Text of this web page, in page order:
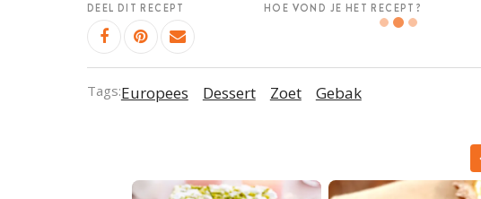
DEEL DIT RECEPT HOE VOND JE HET RECEPT?
Tags:Europees Dessert Zoet Gebak